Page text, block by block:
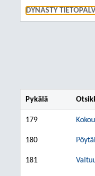
DYNASTY
Pykälä
179
180
181